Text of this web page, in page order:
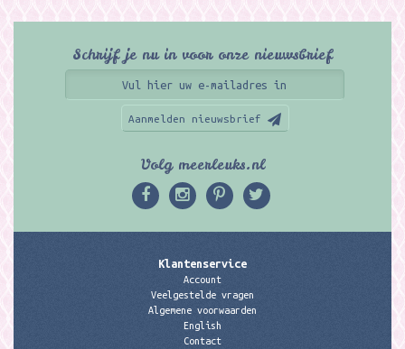
Schrijf je nu in voor onze nieuwsbrief
Aanmelden nieuwsbrief
Volg meerleuks.nl
Klantenservice
Account
Veelgestelde vragen
Algemene voorwaarden
English
Contact